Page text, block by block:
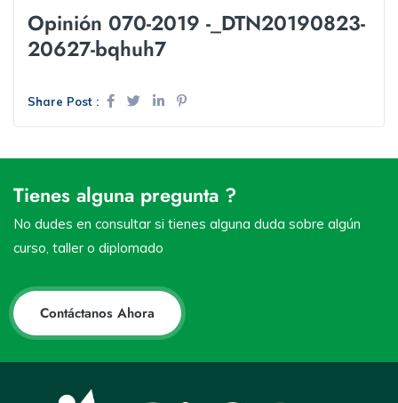
Opinión 070-2019 -_DTN20190823-
20627-bqhuh7
Share Post :
Tienes alguna pregunta ?
No dudes en consultar si tienes alguna duda sobre algún
curso, taller o diplomado
Contáctanos Ahora